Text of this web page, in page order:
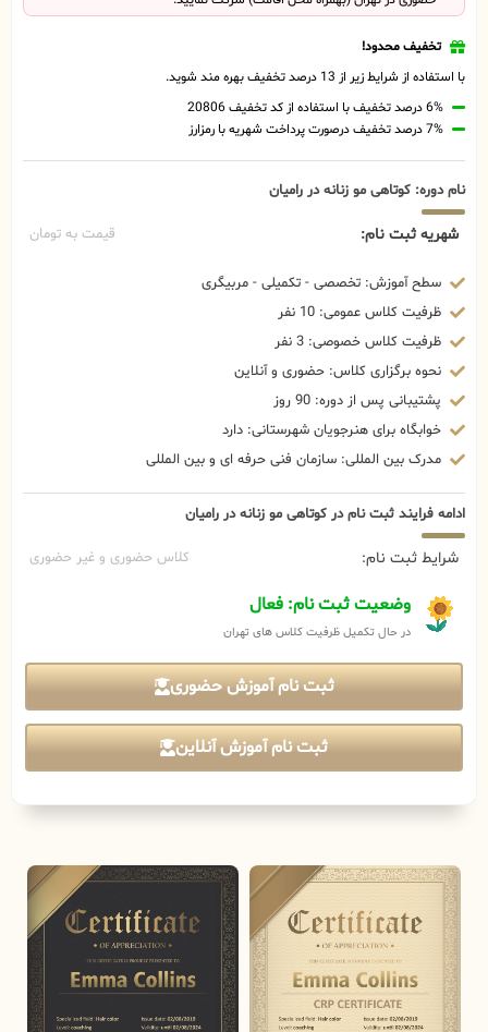
تخفیف محدود!
با استفاده از شرایط زیر از 13 درصد تخفیف بهره مند شوید.
6% درصد تخفیف با استفاده از کد تخفیف 20806
7% درصد تخفیف درصورت پرداخت شهریه با رمزارز
نام دوره: کوتاهی مو زنانه در رامیان
شهریه ثبت نام: قیمت به تومان
سطح آموزش: تخصصی - تکمیلی - مربیگری
ظرفیت کلاس عمومی: 10 نفر
ظرفیت کلاس خصوصی: 3 نفر
نحوه برگزاری کلاس: حضوری و آنلاین
پشتیبانی پس از دوره: 90 روز
خوابگاه برای هنرجویان شهرستانی: دارد
مدرک بین المللی: سازمان فنی حرفه ای و بین المللی
ادامه فرایند ثبت نام در کوتاهی مو زنانه در رامیان
شرایط ثبت نام: کلاس حضوری و غیر حضوری
وضعیت ثبت نام: فعال
در حال تکمیل ظرفیت کلاس های تهران
ثبت نام آموزش حضوری
ثبت نام آموزش آنلاین